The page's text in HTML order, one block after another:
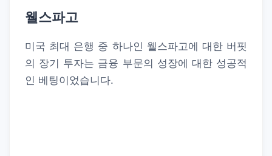
웰스파고
미국 최대 은행 중 하나인 웰스파고에 대한 버핏
의 장기 투자는 금융 부문의 성장에 대한 성공적
인 베팅이었습니다.